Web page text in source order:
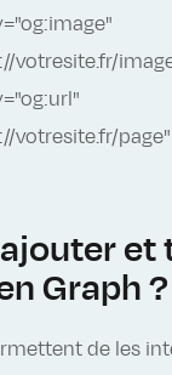
votresite.fr/
votresite.fr/
et
Graph ?
de les